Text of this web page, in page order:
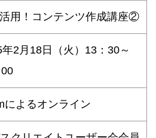
用！コンテンツ作成講座②
2月18日（火）13：30～
によるオンライン